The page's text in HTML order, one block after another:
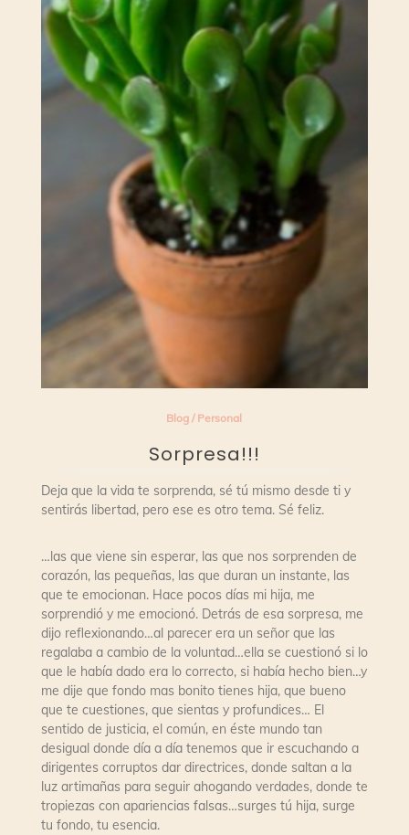
Blog / Personal
Sorpresa!!!
Deja que la vida te sorprenda, sé tú mismo desde ti y
sentirás libertad, pero ese es otro tema. Sé feliz.
…las que viene sin esperar, las que nos sorprenden de
corazón, las pequeñas, las que duran un instante, las
que te emocionan. Hace pocos días mi hija, me
sorprendió y me emocionó. Detrás de esa sorpresa, me
dijo reflexionando…al parecer era un señor que las
regalaba a cambio de la voluntad…ella se cuestionó si lo
que le había dado era lo correcto, si había hecho bien…y
me dije que fondo mas bonito tienes hija, que bueno
que te cuestiones, que sientas y profundices… El
sentido de justicia, el común, en éste mundo tan
desigual donde día a día tenemos que ir escuchando a
dirigentes corruptos dar directrices, donde saltan a la
luz artimañas para seguir ahogando verdades, donde te
tropiezas con apariencias falsas…surges tú hija, surge
tu fondo, tu esencia.